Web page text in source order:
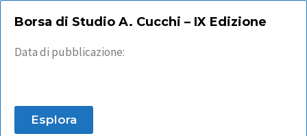
Borsa di Studio A. Cucchi – IX Edizione
Data di pubblicazione:
Esplora